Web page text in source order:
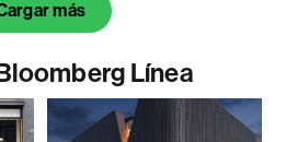
más
Línea